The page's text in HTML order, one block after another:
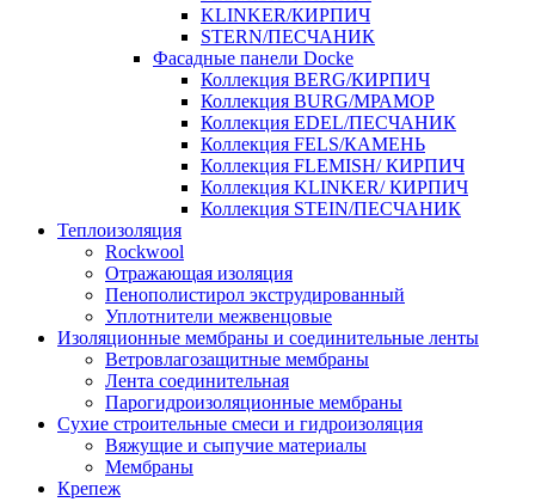
KLINKER/КИРПИЧ
STERN/ПЕСЧАНИК
Фасадные панели Docke
Коллекция BERG/КИРПИЧ
Коллекция BURG/МРАМОР
Коллекция EDEL/ПЕСЧАНИК
Коллекция FELS/КАМЕНЬ
Коллекция FLEMISH/ КИРПИЧ
Коллекция KLINKER/ КИРПИЧ
Коллекция STEIN/ПЕСЧАНИК
Теплоизоляция
Rockwool
Отражающая изоляция
Пенополистирол экструдированный
Уплотнители межвенцовые
Изоляционные мембраны и соединительные ленты
Ветровлагозащитные мембраны
Лента соединительная
Парогидроизоляционные мембраны
Сухие строительные смеси и гидроизоляция
Вяжущие и сыпучие материалы
Мембраны
Крепеж